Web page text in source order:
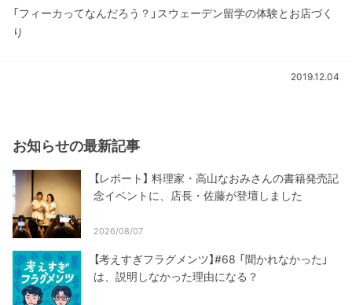
「フィーカってなんだろう？」スウェーデン留学の体験とお店づく
り
2019.12.04
お知らせの最新記事
【レポート】 料理家・高山なおみさんの書籍発売記
念イベントに、店長・佐藤が登壇しました
2026/08/07
【考えすぎフラグメンツ】#68 「聞かれなかった」
は、説明しなかった理由になる？